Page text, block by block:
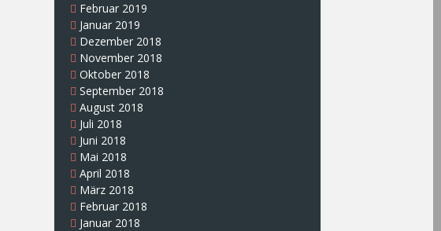
Februar 2019
Januar 2019
Dezember 2018
November 2018
Oktober 2018
September 2018
August 2018
Juli 2018
Juni 2018
Mai 2018
April 2018
März 2018
Februar 2018
Januar 2018